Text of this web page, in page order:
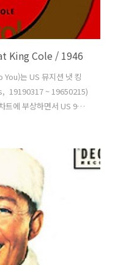
King Cole / 1946
는 US 뮤지션 냇 킹
19190317 ~ 19650215)
트에 부상하면서 US 9위,
했다. 그래미 명예의 전
들고 피아노의 냇과 기타
니 밀러(Johnny Miller)
가 연주를 맡았다. 냇은 ..